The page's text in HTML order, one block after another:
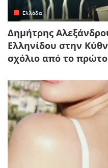
Ελλάδα
Δημήτρης
Ελληνίδου στην
σχόλιο από το πρώτο